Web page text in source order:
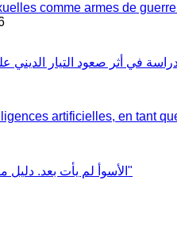
comme armes de
artificielles, en tant
"الأسوأ لم يأت بعد. دليل ما بعد رأسمالي للنجاة"